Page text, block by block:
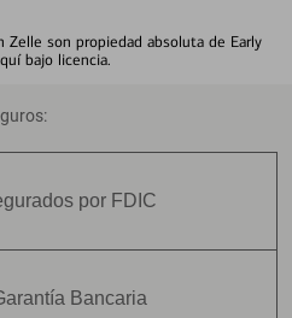
Zelle son propiedad absoluta de Early
bajo licencia.
por FDIC
Bancaria